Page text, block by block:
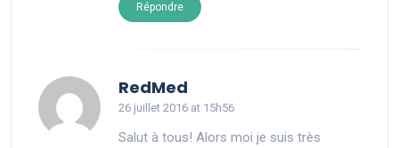
Répondre
RedMed
26 juillet 2016 at 15h56
Salut à tous! Alors moi je suis très